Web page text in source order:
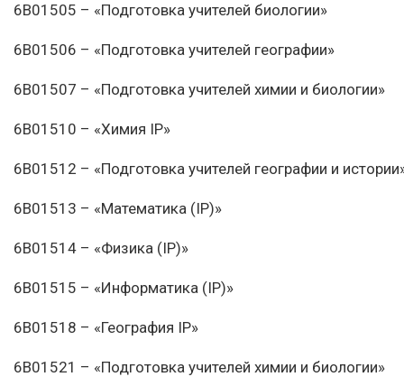
6В01505 – «Подготовка учителей биологии»
6В01506 – «Подготовка учителей географии»
6В01507 – «Подготовка учителей химии и биологии»
6В01510 – «Химия IP»
6В01512 – «Подготовка учителей географии и
6В01513 – «Математика (IP)»
6В01514 – «Физика (IP)»
6В01515 – «Информатика (IP)»
6В01518 – «География IP»
6В01521 – «Подготовка учителей химии и биологии»